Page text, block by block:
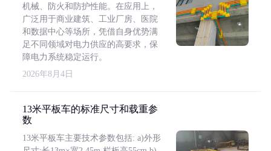
机械、防火和防护性能。在应用上，
广泛用于商业建筑、工业厂房、医院
和数据中心等场所，凭借自身优势满
足不同领域对电力供应的高要求，保
障电力系统稳定运行。
2026年8月4日
13米平板车的标准尺寸和载重参
数
13米平板车主要技术参数包括: a)外形